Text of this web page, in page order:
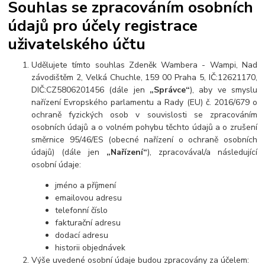
Souhlas se zpracováním osobních
údajů pro účely registrace
uživatelského účtu
Udělujete tímto souhlas Zdeněk Wambera - Wampi, Nad
závodištěm 2, Velká Chuchle, 159 00 Praha 5, IČ:12621170,
DIČ:CZ5806201456 (dále jen „Správce“), aby ve smyslu
nařízení Evropského parlamentu a Rady (EU) č. 2016/679 o
ochraně fyzických osob v souvislosti se zpracováním
osobních údajů a o volném pohybu těchto údajů a o zrušení
směrnice 95/46/ES (obecné nařízení o ochraně osobních
údajů) (dále jen „Nařízení“), zpracovával/a následující
osobní údaje:
jméno a příjmení
emailovou adresu
telefonní číslo
fakturační adresu
dodací adresu
historii objednávek
Výše uvedené osobní údaje budou zpracovány za účelem: